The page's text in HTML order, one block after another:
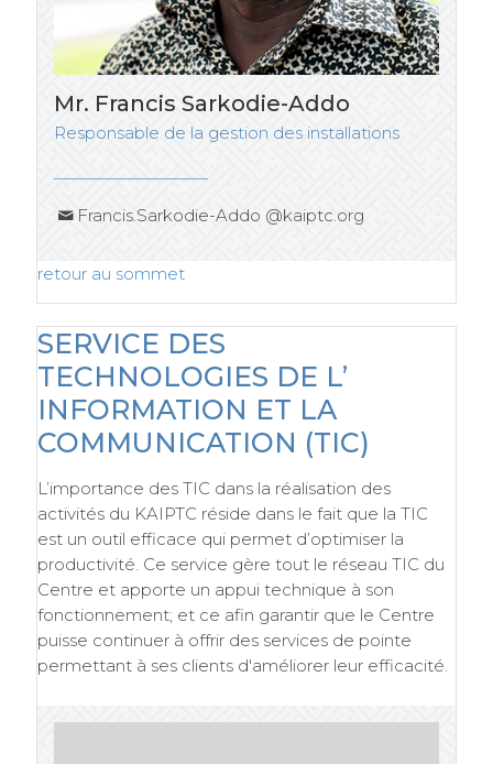
Mr. Francis Sarkodie-Addo
Responsable de la gestion des installations
Francis.Sarkodie-Addo @kaiptc.org
retour au sommet
SERVICE DES
TECHNOLOGIES DE L’
INFORMATION ET LA
COMMUNICATION (TIC)
L’importance des TIC dans la réalisation des
activités du KAIPTC réside dans le fait que la TIC
est un outil efficace qui permet d’optimiser la
productivité. Ce service gère tout le réseau TIC du
Centre et apporte un appui technique à son
fonctionnement; et ce afin garantir que le Centre
puisse continuer à offrir des services de pointe
permettant à ses clients d'améliorer leur efficacité.